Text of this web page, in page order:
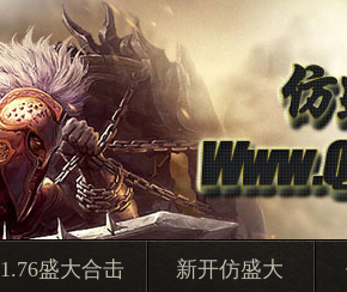
1.76盛大合击 新开仿盛大